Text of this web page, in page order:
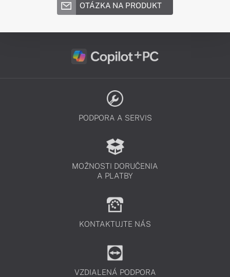
OTÁZKA NA PRODUKT
PODPORA A SERVIS
MOŽNOSTI DORUČENIA
A PLATBY
KONTAKTUJTE NÁS
VZDIALENÁ PODPORA